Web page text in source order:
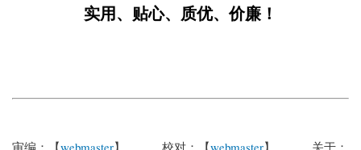
实用、贴心、质优、价廉！
审编：【webmaster】 校对：【webmaster】 关于：